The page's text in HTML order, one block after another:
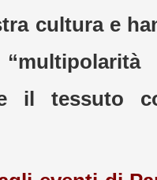
cultura e
il tessuto